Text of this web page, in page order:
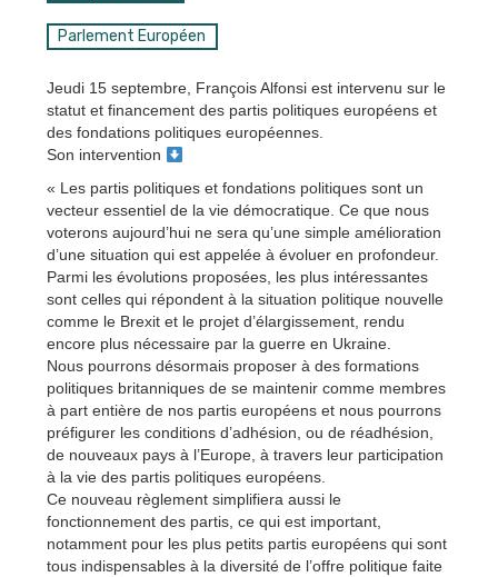
Parlement Européen
Jeudi 15 septembre, François Alfonsi est intervenu sur le
statut et financement des partis politiques européens et
des fondations politiques européennes.
Son intervention
« Les partis politiques et fondations politiques sont un
vecteur essentiel de la vie démocratique. Ce que nous
voterons aujourd’hui ne sera qu’une simple amélioration
d’une situation qui est appelée à évoluer en profondeur.
Parmi les évolutions proposées, les plus intéressantes
sont celles qui répondent à la situation politique nouvelle
comme le Brexit et le projet d’élargissement, rendu
encore plus nécessaire par la guerre en Ukraine.
Nous pourrons désormais proposer à des formations
politiques britanniques de se maintenir comme membres
à part entière de nos partis européens et nous pourrons
préfigurer les conditions d’adhésion, ou de réadhésion,
de nouveaux pays à l’Europe, à travers leur participation
à la vie des partis politiques européens.
Ce nouveau règlement simplifiera aussi le
fonctionnement des partis, ce qui est important,
notamment pour les plus petits partis européens qui sont
tous indispensables à la diversité de l’offre politique faite